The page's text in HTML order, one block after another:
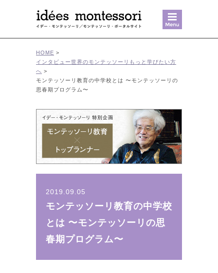
HOME >
インタビュー世界のモンテッソーリ もっと学びたい方
へ >
モンテッソーリ教育の中学校とは 〜モンテッソーリの
思春期プログラム〜
2019.09.05
モンテッソーリ教育の中学校
とは 〜モンテッソーリの思
春期プログラム〜